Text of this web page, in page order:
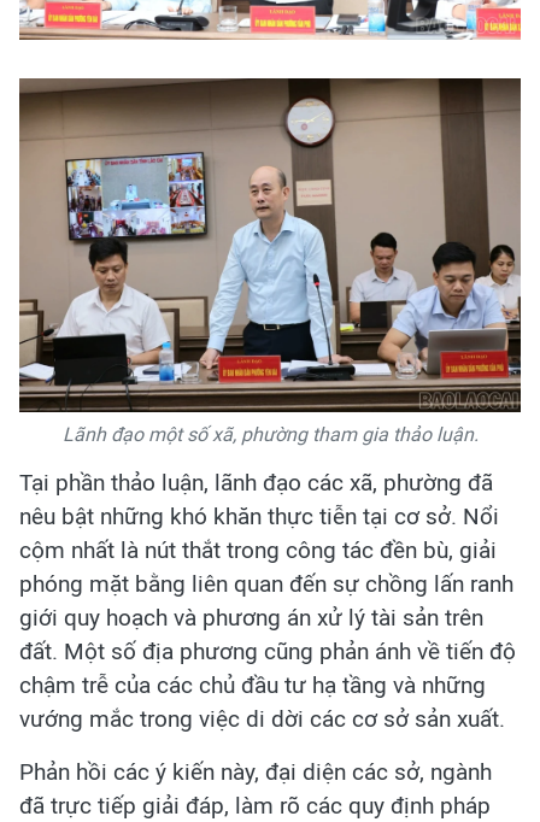
Lãnh đạo một số xã, phường tham gia thảo luận.
Tại phần thảo luận, lãnh đạo các xã, phường đã
nêu bật những khó khăn thực tiễn tại cơ sở. Nổi
cộm nhất là nút thắt trong công tác đền bù, giải
phóng mặt bằng liên quan đến sự chồng lấn ranh
giới quy hoạch và phương án xử lý tài sản trên
đất. Một số địa phương cũng phản ánh về tiến độ
chậm trễ của các chủ đầu tư hạ tầng và những
vướng mắc trong việc di dời các cơ sở sản xuất.
Phản hồi các ý kiến này, đại diện các sở, ngành
đã trực tiếp giải đáp, làm rõ các quy định pháp